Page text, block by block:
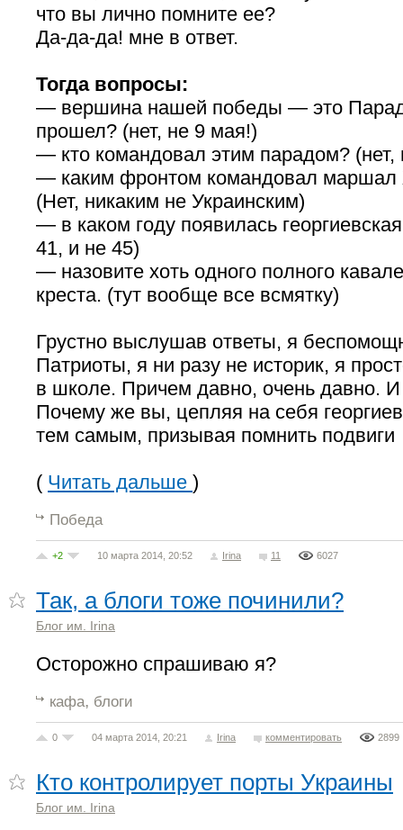
что вы лично помните ее?
Да-да-да! мне в ответ.
Тогда вопросы:
— вершина нашей победы — это
прошел? (нет, не 9 мая!)
— кто командовал этим парадом? (нет,
— каким фронтом командовал маршал
(Нет, никаким не Украинским)
— в каком году появилась
41, и не 45)
— назовите хоть одного полного
креста. (тут вообще все всмятку)
Грустно выслушав ответы, я
Патриоты, я ни разу не историк, я
в школе. Причем давно, очень давно.
Почему же вы, цепляя на себя
тем самым, призывая помнить подвиги
( Читать дальше )
Победа
+2 10 марта 2014, 20:52 Irina 11 6027
Так, а блоги тоже починили?
Блог им. Irina
Осторожно спрашиваю я?
кафа, блоги
0 04 марта 2014, 20:21 Irina комментировать 2899
Кто контролирует порты Украины
Блог им. Irina